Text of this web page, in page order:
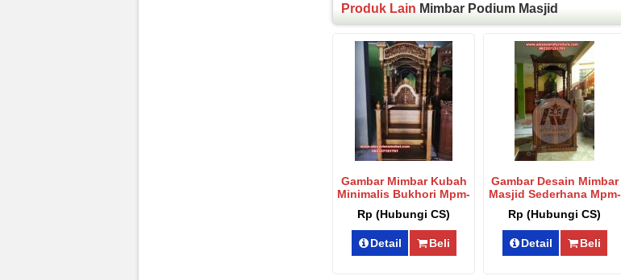
Produk Lain Mimbar Podium Masjid
Gambar Mimbar Kubah
Minimalis Bukhori Mpm-
Rp (Hubungi CS)
Detail Beli
Gambar Desain Mimbar
Masjid Sederhana Mpm-
Rp (Hubungi CS)
Detail Beli